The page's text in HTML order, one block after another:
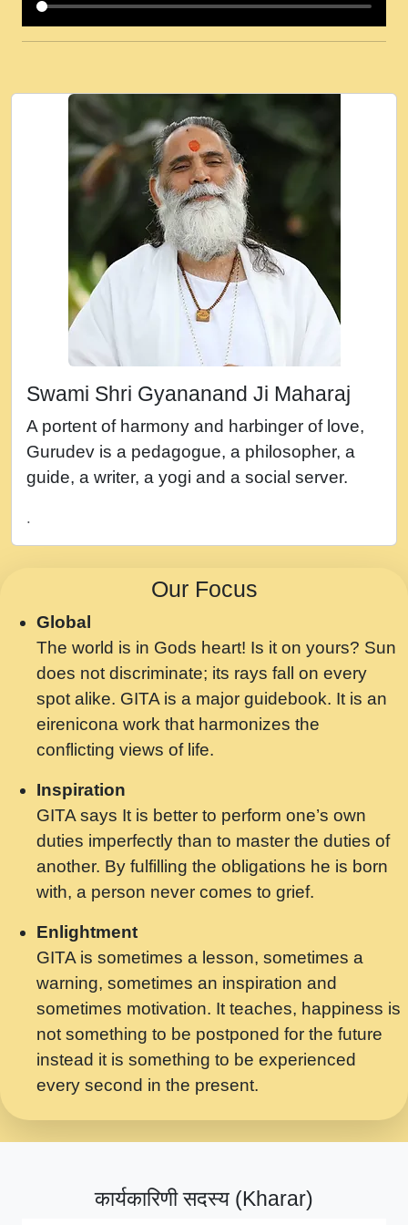
कई पकड क मर हथ र मह वदवन पहच दय! मह जन
Ki - Krishna Bhajan - New Bhajan 2020
#Ishwar Bhakti.mp3
जब से गीता ज्ञान पाया मैं बड़ी मस्ती में हूँ । 2018 -
Rishikesh - Ratan Ji Rasik.mp3
तन हल दल द सनव मड उतत सर रख क, नल रव त
गल लग जव त सर उतत हथ रख द!.mp3
तू कर प्रीतम से प्रीत, यूहीं दिन बीतते जाते हैं ।
2018 - Rishikesh - Swami Gyananand Ji
Maharaj.mp3
न म गवद गपल गद फर, पयर महन न रझद फर! shri
नह भरस रह लडडल... अपन खट करम क !!!! मह दद
सहर चरण क .....mp3
बगड नसब कसन सवर तर बगर Shri ravinandan
shastri ji maharaj.mp3
Chahe Ram Ho Chahe Shyam Ho.mp3
मझ अपन जवन बनन न आय, रठ हर क मनन न आय
Shri ravinandan shastri ji maharaj.mp3
मन अशांत मंत्र जाप - गीता प्रेरणा -Swami
Gyananand Ji Maharaj.mp3
मन बध लय परम वल कगन Special Shyam
Saawariya.mp3
मर गनय न अपरध लडडल शर रध.... Shri
ravinandan shastri ji maharaj.mp3
मेरे मन हरी का ध्यान लगा - भजन भाव - 2018 -
Rishikesh - Swami Gyananand Ji
Maharaj.mp3
यह हसरत तलब ह नकज कमर Yahi Hasraten
Talab Hai Bhav Pravah #bhajan.mp3
लडल ज बल ल क ज न लग Sadhvi Purnima Ji
7.9.2021 जवल नगर दलल #बसर.mp3
सख भ मझ पयर ह दख भ मझ पयर ह!छड म कस दत
सपरहट भजन 2021 - तर अखय ह जद भर बहर ज म
सपरहट शयम भजन - जय जय शयम जय जय शयम
Swami Shri Gyananand Ji Maharaj
A portent of harmony and harbinger of love,
Gurudev is a pedagogue, a philosopher, a
guide, a writer, a yogi and a social server.
.
Our Focus
Global
The world is in Gods heart! Is it on yours? Sun
does not discriminate; its rays fall on every
spot alike. GITA is a major guidebook. It is an
eirenicona work that harmonizes the
conflicting views of life.
Inspiration
GITA says It is better to perform one’s own
duties imperfectly than to master the duties of
another. By fulfilling the obligations he is born
with, a person never comes to grief.
Enlightment
GITA is sometimes a lesson, sometimes a
warning, sometimes an inspiration and
sometimes motivation. It teaches, happiness is
not something to be postponed for the future
instead it is something to be experienced
every second in the present.
कार्यकारिणी सदस्य (Kharar)